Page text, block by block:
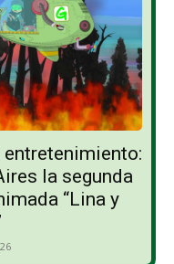
la segunda
“Lina y